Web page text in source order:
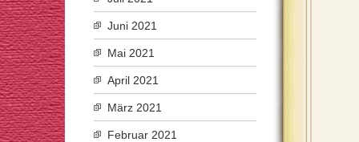
Juni 2021
Mai 2021
April 2021
März 2021
Februar 2021